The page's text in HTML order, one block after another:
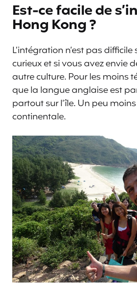
Est-ce facile de
Hong Kong ?
L’intégration n’est pas difficile
curieux et si vous avez envie
autre culture. Pour les moins
que la langue anglaise est
partout sur l’île. Un peu
continentale.